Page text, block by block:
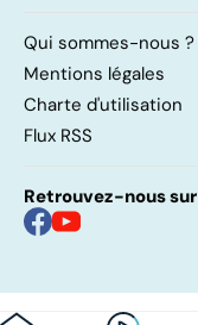
Qui sommes-nous ?
Mentions légales
Charte d'utilisation
Flux RSS
Retrouvez-nous sur